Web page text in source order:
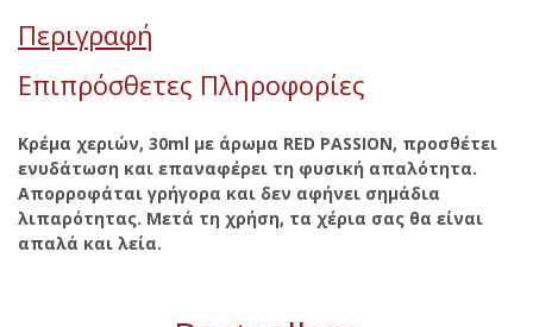
Περιγραφή
Επιπρόσθετες Πληροφορίες
Κρέμα χεριών, 30ml με άρωμα RED PASSION, προσθέτει
ενυδάτωση και επαναφέρει τη φυσική απαλότητα.
Απορροφάται γρήγορα και δεν αφήνει σημάδια
λιπαρότητας. Μετά τη χρήση, τα χέρια σας θα είναι
απαλά και λεία.